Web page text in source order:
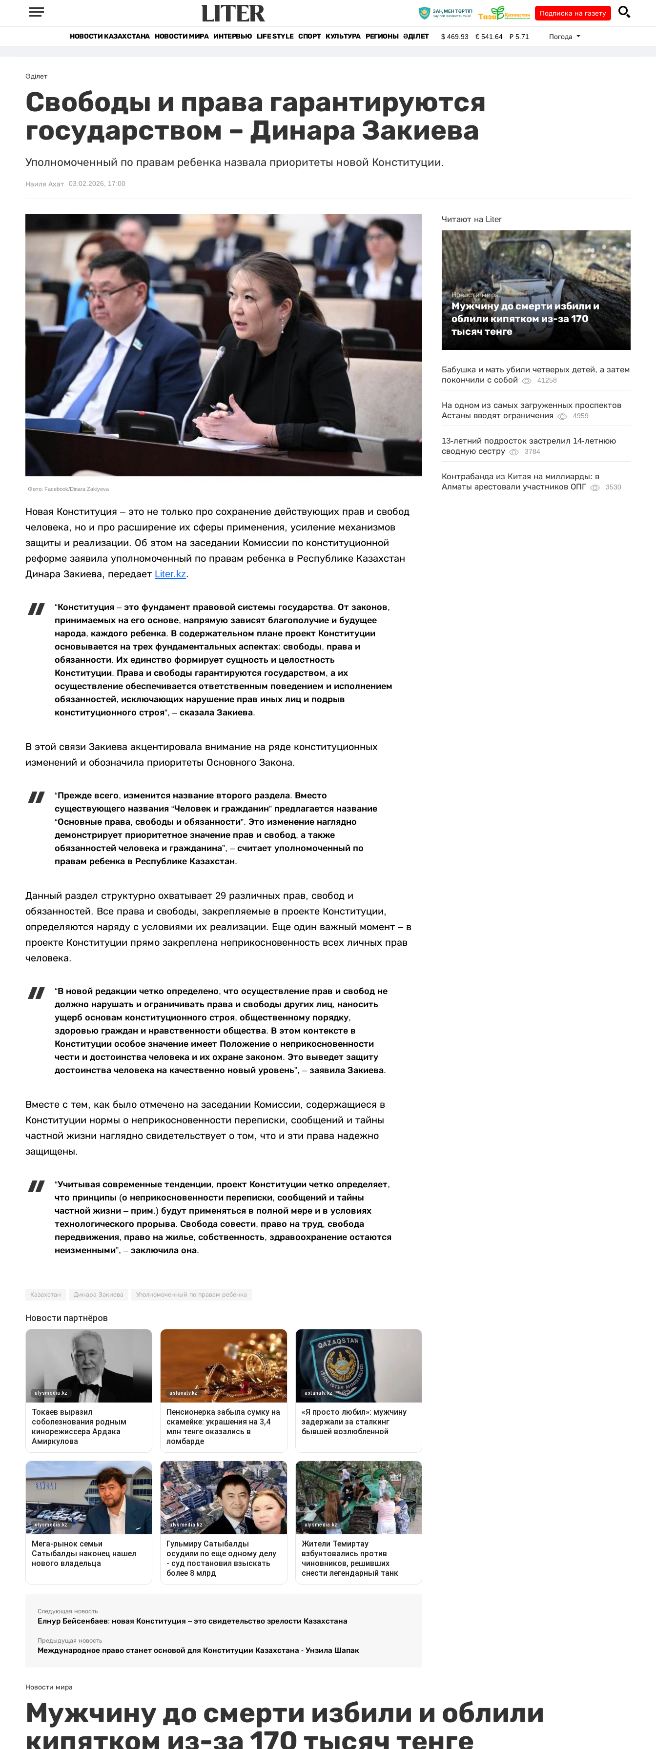
Подписка на газету
НОВОСТИ КАЗАХСТАНА НОВОСТИ МИРА ИНТЕРВЬЮ LIFE STYLE СПОРТ КУЛЬТУРА РЕГИОНЫ ӘДІЛЕТ $469.93 €541.64 ₽5.71 Погода
Әділет
Свободы и права гарантируются
государством – Динара Закиева
Уполномоченный по правам ребенка назвала приоритеты новой Конституции.
Наиля Ахат 03.02.2026, 17:00
Фото: Facebook/Dinara Zakiyeva
Новая Конституция – это не только про сохранение действующих прав и свобод
человека, но и про расширение их сферы применения, усиление механизмов
защиты и реализации. Об этом на заседании Комиссии по конституционной
реформе заявила уполномоченный по правам ребенка в Республике Казахстан
Динара Закиева, передает Liter.kz.
“Конституция – это фундамент правовой системы государства. От законов,
принимаемых на его основе, напрямую зависят благополучие и будущее
народа, каждого ребенка. В содержательном плане проект Конституции
основывается на трех фундаментальных аспектах: свободы, права и
обязанности. Их единство формирует сущность и целостность
Конституции. Права и свободы гарантируются государством, а их
осуществление обеспечивается ответственным поведением и исполнением
обязанностей, исключающих нарушение прав иных лиц и подрыв
конституционного строя”, – сказала Закиева.
В этой связи Закиева акцентировала внимание на ряде конституционных
изменений и обозначила приоритеты Основного Закона.
“Прежде всего, изменится название второго раздела. Вместо
существующего названия “Человек и гражданин” предлагается название
“Основные права, свободы и обязанности”. Это изменение наглядно
демонстрирует приоритетное значение прав и свобод, а также
обязанностей человека и гражданина”, – считает уполномоченный по
правам ребенка в Республике Казахстан.
Данный раздел структурно охватывает 29 различных прав, свобод и
обязанностей. Все права и свободы, закрепляемые в проекте Конституции,
определяются наряду с условиями их реализации. Еще один важный момент – в
проекте Конституции прямо закреплена неприкосновенность всех личных прав
человека.
“В новой редакции четко определено, что осуществление прав и свобод не
должно нарушать и ограничивать права и свободы других лиц, наносить
ущерб основам конституционного строя, общественному порядку,
здоровью граждан и нравственности общества. В этом контексте в
Конституции особое значение имеет Положение о неприкосновенности
чести и достоинства человека и их охране законом. Это выведет защиту
достоинства человека на качественно новый уровень”, – заявила Закиева.
Вместе с тем, как было отмечено на заседании Комиссии, содержащиеся в
Конституции нормы о неприкосновенности переписки, сообщений и тайны
частной жизни наглядно свидетельствует о том, что и эти права надежно
защищены.
“Учитывая современные тенденции, проект Конституции четко определяет,
что принципы (о неприкосновенности переписки, сообщений и тайны
частной жизни – прим.) будут применяться в полной мере и в условиях
технологического прорыва. Свобода совести, право на труд, свобода
передвижения, право на жилье, собственность, здравоохранение остаются
неизменными”, – заключила она.
Казахстан Динара Закиева Уполномоченный по правам ребенка
Следующая новость
Елнур Бейсенбаев: новая Конституция – это свидетельство зрелости Казахстана
Предыдущая новость
Международное право станет основой для Конституции Казахстана - Унзила Шапак
Читают на Liter
Новости мира
Мужчину до смерти избили и
облили кипятком из-за 170
тысяч тенге
Бабушка и мать убили четверых детей, а затем
покончили с собой
41258
На одном из самых загруженных проспектов
Астаны вводят ограничения
4959
13-летний подросток застрелил 14-летнюю
сводную сестру
3784
Контрабанда из Китая на миллиарды: в
Алматы арестовали участников ОПГ
3530
Новости мира
Мужчину до смерти избили и облили
кипятком из-за 170 тысяч тенге